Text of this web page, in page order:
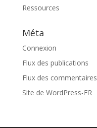
Ressources
Méta
Connexion
Flux des publications
Flux des commentaires
Site de WordPress-FR